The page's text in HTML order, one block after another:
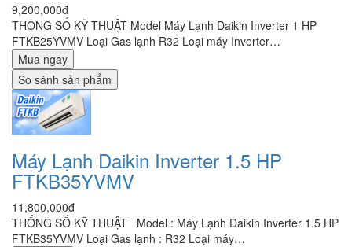
9,200,000đ
THÔNG SỐ KỸ THUẬT Model Máy Lạnh Daikin Inverter 1 HP
FTKB25YVMV Loại Gas lạnh R32 Loại máy Inverter…
Mua ngay
So sánh sản phẩm
Máy Lạnh Daikin Inverter 1.5 HP
FTKB35YVMV
11,800,000đ
THỐNG SỐ KỸ THUẬT Model : Máy Lạnh Daikin Inverter 1.5 HP
FTKB35YVMV Loại Gas lạnh : R32 Loại máy…